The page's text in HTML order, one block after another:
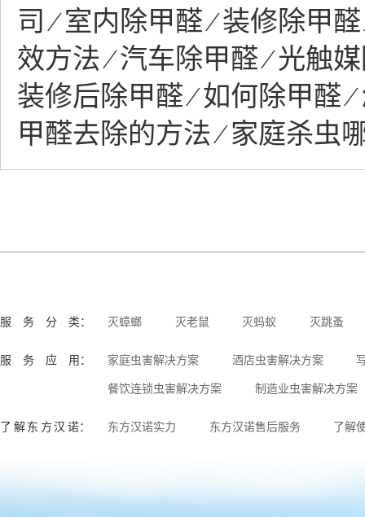
司 ∕ 室内除甲醛 ∕ 装修除甲
效方法 ∕ 汽车除甲醛 ∕ 光触
装修后除甲醛 ∕ 如何除甲醛
甲醛去除的方法 ∕ 家庭杀虫
服 务 分 类： 灭蟑螂 灭老鼠 灭蚂蚁 灭跳蚤
服 务 应 用： 家庭虫害解决方案 酒店虫害解决方案
餐饮连锁虫害解决方案 制造业虫害解决方案
了 解 东 方 汉 诺： 东方汉诺实力 东方汉诺售后服务 了解